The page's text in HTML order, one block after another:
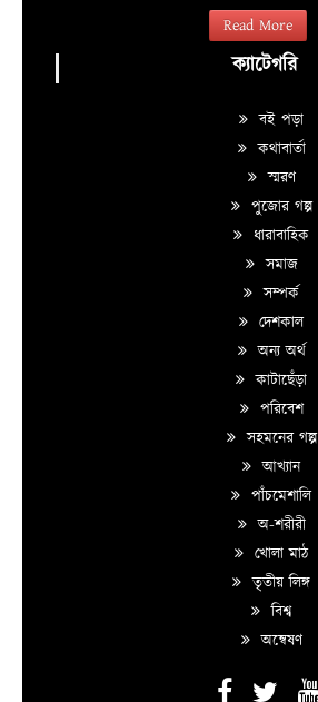
Read More
ক্যাটেগরি
বই পড়া
কথাবার্তা
স্মরণ
পুজোর গল্প
ধারাবাহিক
সমাজ
সম্পর্ক
দেশকাল
অন্য অর্থ
কাটাছেঁড়া
পরিবেশ
সহমনের গল্প
আখ্যান
পাঁচমেশালি
অ-শরীরী
খোলা মাঠ
তৃতীয় লিঙ্গ
বিশ্ব
অন্বেষণ